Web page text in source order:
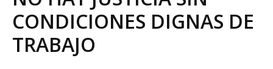
CONDICIONES DIGNAS DE
TRABAJO